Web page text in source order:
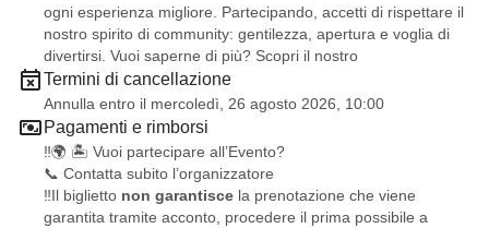
c’è anche la casa di Fendi isolata fra le acque cristalline
e paradisiache,svariate grottee tutti gli anfratti migliori di
queste isole,che grazie alla nostra agile imbarcazione
riusciremo a vedere!
ogni esperienza migliore. Partecipando, accetti di rispettare il
nostro spirito di community: gentilezza, apertura e voglia di
divertirsi. Vuoi saperne di più? Scopri il nostro
Termini di cancellazione
Annulla entro il mercoledì, 26 agosto 2026, 10:00
Pagamenti e rimborsi
‼️🌍 🏝️ Vuoi partecipare all’Evento?
📞 Contatta subito l’organizzatore
‼️Il biglietto non garantisce la prenotazione che viene
garantita tramite acconto, procedere il prima possibile a